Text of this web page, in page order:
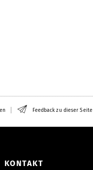
Feedback zu dieser Seite
KONTAKT